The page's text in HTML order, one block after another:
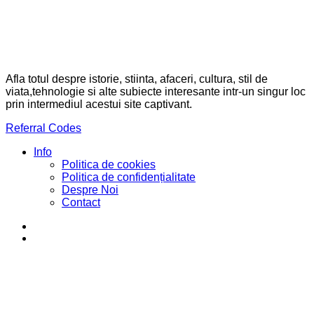
Afla totul despre istorie, stiinta, afaceri, cultura, stil de
viata,tehnologie si alte subiecte interesante intr-un singur loc
prin intermediul acestui site captivant.
Referral Codes
Info
Politica de cookies
Politica de confidențialitate
Despre Noi
Contact